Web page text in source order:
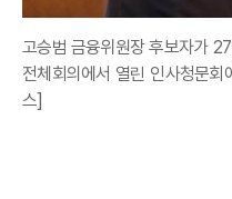
고승범 금융위원장 후보자가
전체회의에서 열린 인사청문
스]